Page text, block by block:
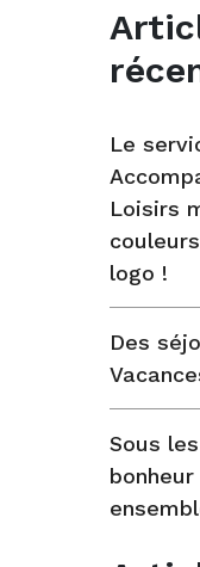
Le
Loisirs
logo !
Des
Sous